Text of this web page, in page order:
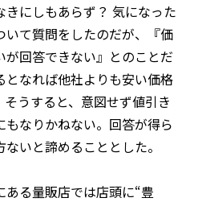
にしもあらず？ 気になった
いて質問をしたのだが、『価
回答できない』とのことだ
となれば他社よりも安い価格
うすると、意図せず値引き
なりかねない。回答が得ら
いと諦めることとした。
る量販店では店頭に“豊